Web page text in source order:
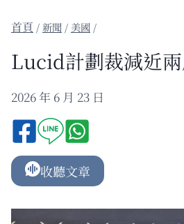
/新聞 / 美國 /
Lucid計劃裁減近
2026 年 6 月 23 日
收聽文章